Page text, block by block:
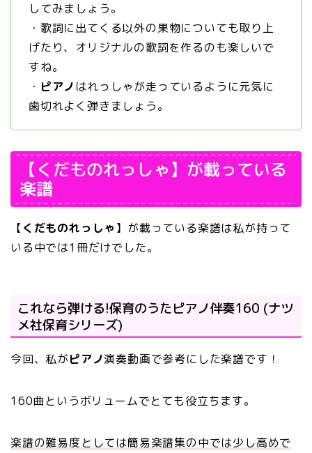
してみましょう。
・歌詞に出てくる以外の果物についても取り上
げたり、オリジナルの歌詞を作るのも楽しいで
すね。
・ ピアノはれっしゃが走っているように元気に
歯切れよく弾きましょう。
【くだものれっしゃ】が載っている
楽譜
【 くだものれっしゃ 】が載っている楽譜は私が持って
いる中では1冊だけでした。
これなら弾ける!保育のうたピアノ伴奏160 (ナツ
メ社保育シリーズ)
今回、私がピアノ演奏動画で参考にした楽譜です！
160曲というボリュームでとても役立ちます。
楽譜の難易度としては簡易楽譜集の中では少し高めで